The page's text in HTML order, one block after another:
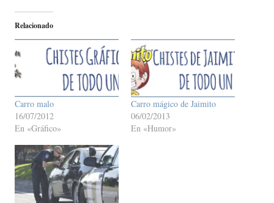
Relacionado
Carro malo
16/07/2012
En «Gráfico»
Carro mágico de Jaimito
06/02/2013
En «Humor»